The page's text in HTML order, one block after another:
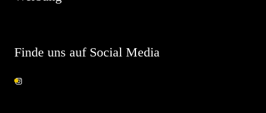
Finde uns auf Social Media